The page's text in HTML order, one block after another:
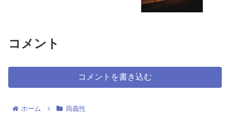
コメント
コメントを書き込む
ホーム 両義性